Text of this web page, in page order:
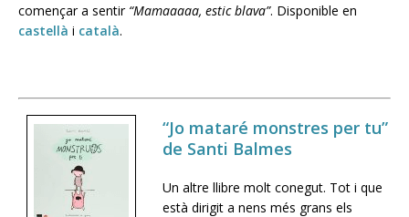
començar a sentir “Mamaaaaa, estic blava”. Disponible en
castellà i català.
“Jo mataré monstres per tu”
de Santi Balmes
Un altre llibre molt conegut. Tot i que
està dirigit a nens més grans els